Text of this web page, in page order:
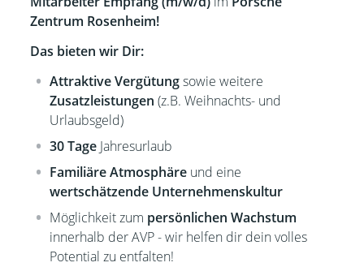
Zentrum Rosenheim!
Das bieten wir Dir:
Attraktive Vergütungsowie weitere
Zusatzleistungen (z.B. Weihnachts- und
Urlaubsgeld)
30 Tage Jahresurlaub
Familiäre Atmosphäre und eine
wertschätzende Unternehmenskultur
Möglichkeit zum persönlichen Wachstum
innerhalb der AVP - wir helfen dir dein volles
Potential zu entfalten!